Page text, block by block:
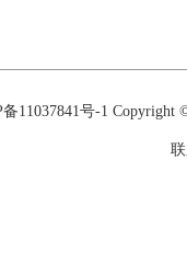
11037841号-1 Copyright